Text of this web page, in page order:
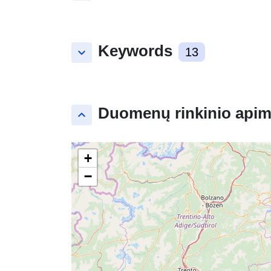
keyboard_arrow_down Keywords 13
keyboard_arrow_up Duomenų rinkinio
+
−